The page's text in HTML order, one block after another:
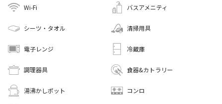
Wi-Fi バスアメニティ
シーツ・タオル 清掃用具
電子レンジ 冷蔵庫
調理器具 食器&カトラリー
湯沸かしポット コンロ